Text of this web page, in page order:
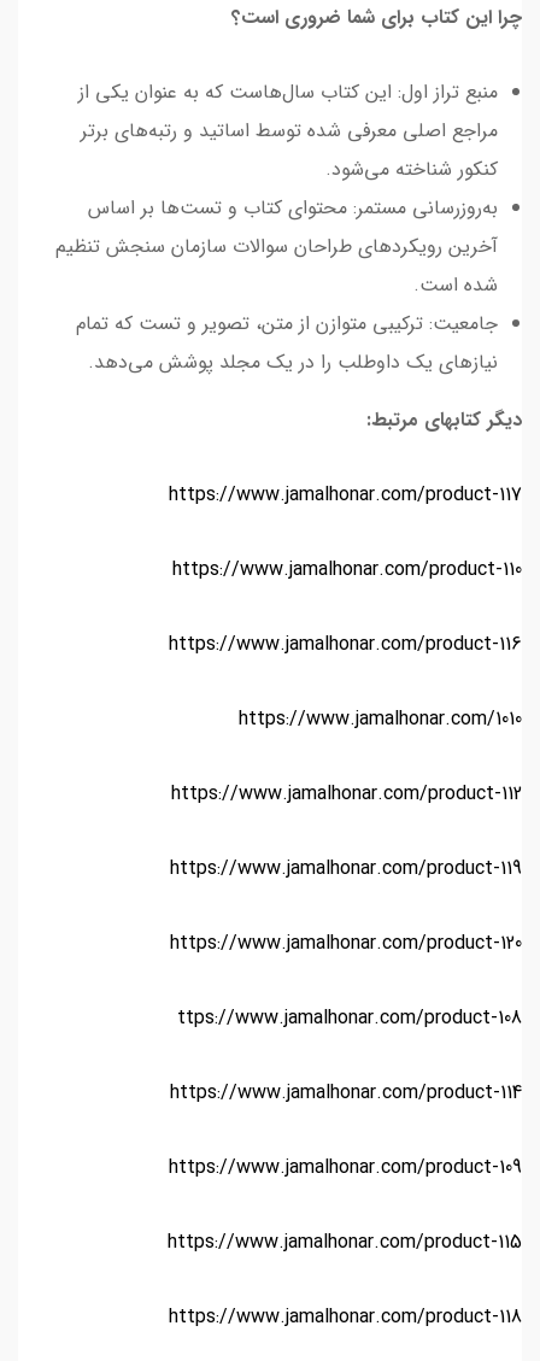
چرا این کتاب برای شما ضروری است؟
منبع تراز اول: این کتاب سال‌هاست که به عنوان یکی از
مراجع اصلی معرفی شده توسط اساتید و رتبه‌های برتر
کنکور شناخته می‌شود.
به‌روزرسانی مستمر: محتوای کتاب و تست‌ها بر اساس
آخرین رویکردهای طراحان سوالات سازمان سنجش تنظیم
شده است.
جامعیت: ترکیبی متوازن از متن، تصویر و تست که تمام
نیازهای یک داوطلب را در یک مجلد پوشش می‌دهد.
دیگر کتابهای مرتبط:
https://www.jamalhonar.com/product-117
https://www.jamalhonar.com/product-110
https://www.jamalhonar.com/product-116
https://www.jamalhonar.com/1010
https://www.jamalhonar.com/product-112
https://www.jamalhonar.com/product-119
https://www.jamalhonar.com/product-120
ttps://www.jamalhonar.com/product-108
https://www.jamalhonar.com/product-114
https://www.jamalhonar.com/product-109
https://www.jamalhonar.com/product-115
https://www.jamalhonar.com/product-118